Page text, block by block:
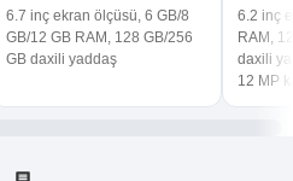
6.7 inç ekran ölçüsü, 6 GB/8
GB/12 GB RAM, 128 GB/256
GB daxili yaddaş
6.2 inç
RAM,
daxili
12 MP